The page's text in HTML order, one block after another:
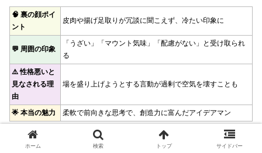
🧠 裏の顔ポイ
ント
皮肉や揚げ足取りが冗談に聞こえず、冷たい印象に
💬 周囲の印象
「うざい」「マウント気味」「配慮がない」と受け取られ
る
⚠️ 性格悪いと
見なされる理
由
場を盛り上げようとする言動が過剰で空気を壊すことも
🌟 本当の魅力 柔軟で前向きな思考で、創造力に富んだアイデアマン
ENTPの人って、話してると面白いんだけ
ホーム 検索 トップ サイドバー